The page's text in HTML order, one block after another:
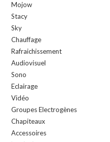
Mojow
Stacy
Sky
Chauffage
Rafraichissement
Audiovisuel
Sono
Eclairage
Vidéo
Groupes Electrogènes
Chapiteaux
Accessoires